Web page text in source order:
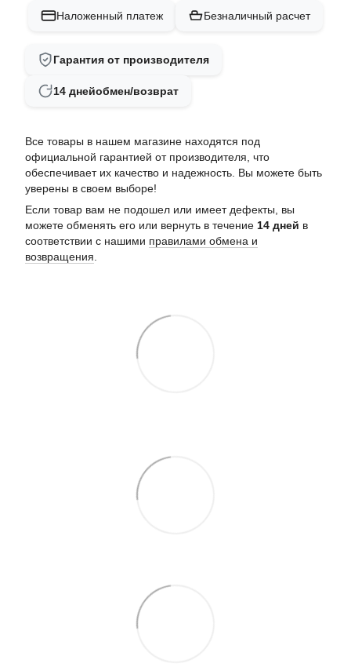
Наложенный платеж Безналичный расчет
Гарантия от производителя
14 днейобмен/возврат
Все товары в нашем магазине находятся под
официальной гарантией от производителя, что
обеспечивает их качество и надежность. Вы можете быть
уверены в своем выборе!
Если товар вам не подошел или имеет дефекты, вы
можете обменять его или вернуть в течение 14 дней в
соответствии с нашими правилами обмена и
возвращения